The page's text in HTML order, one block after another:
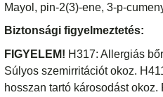
Mayol, pin-2(3)-ene, 3-p-
Biztonsági figyelmeztetés:
FIGYELEM! H317: Allergiás
Súlyos szemirritációt okoz.
hosszan tartó károsodást